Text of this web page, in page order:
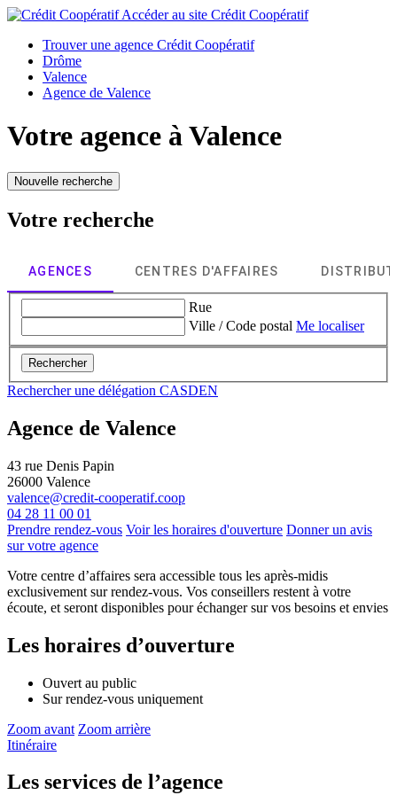
Accéder au site Crédit Coopératif
Trouver une agence Crédit Coopératif
Drôme
Valence
Agence de Valence
Votre agence àValence
Nouvelle recherche
Votre recherche
AGENCES CENTRES D'AFFAIRES
Rue
Ville / Code postal Me localiser
Rechercher
Rechercher une délégation CASDEN
Agence de Valence
43 rue Denis Papin
26000 Valence
valence@credit-cooperatif.coop
04 28 11 00 01
Prendre rendez-vous Voir les horaires d'ouverture Donner un avis
sur votre agence
Votre centre d’affaires sera accessible tous les après-midis
exclusivement sur rendez-vous. Vos conseillers restent à votre
écoute, et seront disponibles pour échanger sur vos besoins et envies
Les horaires d’ouverture
Ouvert au public
Sur rendez-vous uniquement
Zoom avant Zoom arrière
Itinéraire
Les services de l’agence